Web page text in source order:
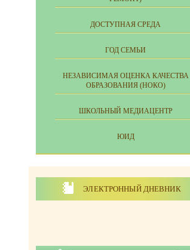
ДОСТУПНАЯ СРЕДА
ГОД СЕМЬИ
НЕЗАВИСИМАЯ ОЦЕНКА КАЧЕСТВА
ОБРАЗОВАНИЯ (НОКО)
ШКОЛЬНЫЙ МЕДИАЦЕНТР
ЮИД
ЭЛЕКТРОННЫЙ ДНЕВНИК